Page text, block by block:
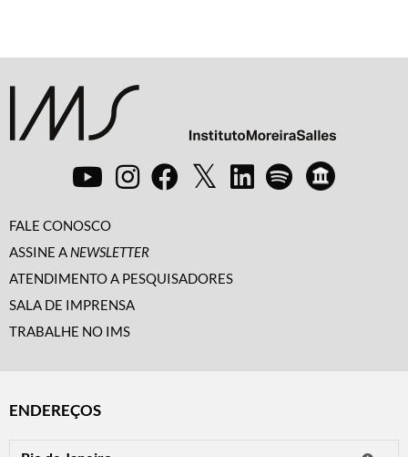
FALE CONOSCO
ASSINE A NEWSLETTER
ATENDIMENTO A PESQUISADORES
SALA DE IMPRENSA
TRABALHE NO IMS
ENDEREÇOS